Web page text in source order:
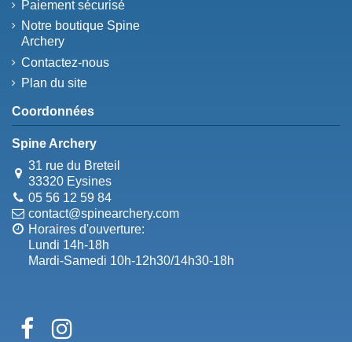
Paiement sécurisé
Notre boutique Spine
Archery
Contactez-nous
Plan du site
Coordonnées
Spine Archery
31 rue du Breteil
33320 Eysines
05 56 12 59 84
contact@spinearchery.com
Horaires d'ouverture:
Lundi 14h-18h
Mardi-Samedi 10h-12h30/14h30-18h